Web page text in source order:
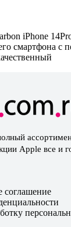
iPhone
смартфона с
Apple все и
соглашение